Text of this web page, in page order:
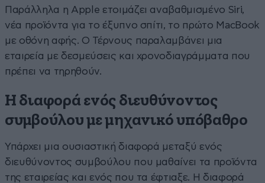
Παράλληλα η Apple ετοιμάζει αναβαθμισμένο Siri,
νέα προϊόντα για το έξυπνο σπίτι, το πρώτο MacBook
με οθόνη αφής. Ο Τέρνους παραλαμβάνει μια
εταιρεία με δεσμεύσεις και χρονοδιαγράμματα που
πρέπει να τηρηθούν.
Η διαφορά ενός διευθύνοντος
συμβούλου με μηχανικό υπόβαθρο
Υπάρχει μια ουσιαστική διαφορά μεταξύ ενός
διευθύνοντος συμβούλου που μαθαίνει τα προϊόντα
της εταιρείας και ενός που τα έφτιαξε. Η διαφορά